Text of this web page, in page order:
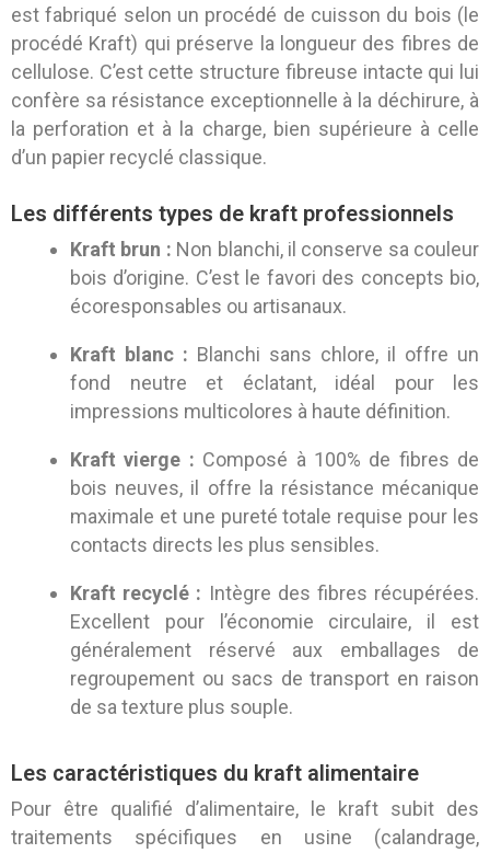
est fabriqué selon un procédé de cuisson du bois (le
procédé Kraft) qui préserve la longueur des fibres de
cellulose. C’est cette structure fibreuse intacte qui lui
confère sa résistance exceptionnelle à la déchirure, à
la perforation et à la charge, bien supérieure à celle
d’un papier recyclé classique.
Les différents types de kraft professionnels
Kraft brun : Non blanchi, il conserve sa couleur
bois d’origine. C’est le favori des concepts bio,
écoresponsables ou artisanaux.
Kraft blanc : Blanchi sans chlore, il offre un
fond neutre et éclatant, idéal pour les
impressions multicolores à haute définition.
Kraft vierge : Composé à 100% de fibres de
bois neuves, il offre la résistance mécanique
maximale et une pureté totale requise pour les
contacts directs les plus sensibles.
Kraft recyclé : Intègre des fibres récupérées.
Excellent pour l’économie circulaire, il est
généralement réservé aux emballages de
regroupement ou sacs de transport en raison
de sa texture plus souple.
Les caractéristiques du kraft alimentaire
Pour être qualifié d’alimentaire, le kraft subit des
traitements spécifiques en usine (calandrage,